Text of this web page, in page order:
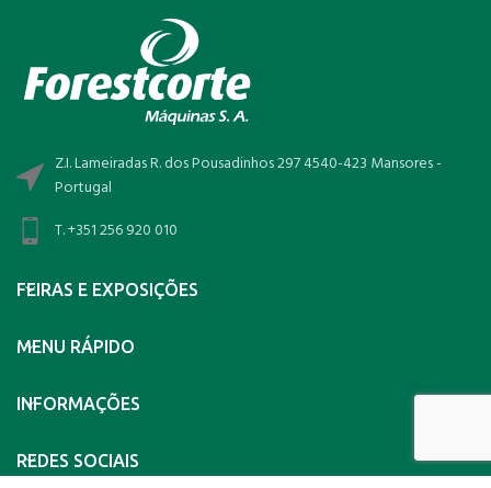
Z.I. Lameiradas R. dos Pousadinhos 297 4540-423 Mansores -
Portugal
T. +351 256 920 010
FEIRAS E EXPOSIÇÕES
MENU RÁPIDO
INFORMAÇÕES
REDES SOCIAIS